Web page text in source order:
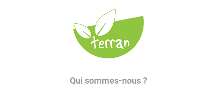
Qui sommes-nous ?